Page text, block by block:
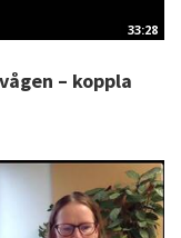
33:28
– koppla